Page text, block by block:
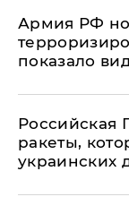
Армия РФ
показало
Российская
ракеты,
украинских